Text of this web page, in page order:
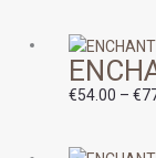
€54.00 – €